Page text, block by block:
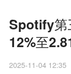
Spotify第
12%至
2025-11-04 12:35